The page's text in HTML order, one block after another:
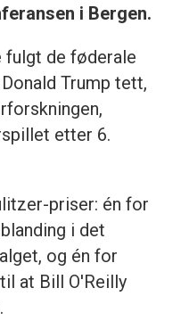
i Bergen.
fulgt de føderale
Trump tett,
etter 6.
priser: én for
i det
og én for
at Bill O'Reilly